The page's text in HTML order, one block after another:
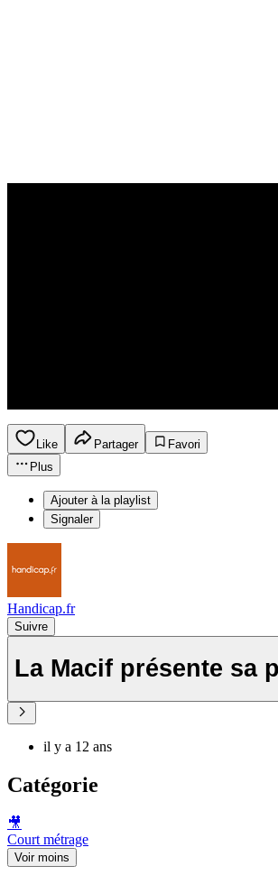
Like Partager
Favori
Plus
Ajouter à la playlist
Signaler
Handicap.fr
Suivre
La Macif présente sa
il y a 12 ans
Catégorie
🎥
Court métrage
Voir moins